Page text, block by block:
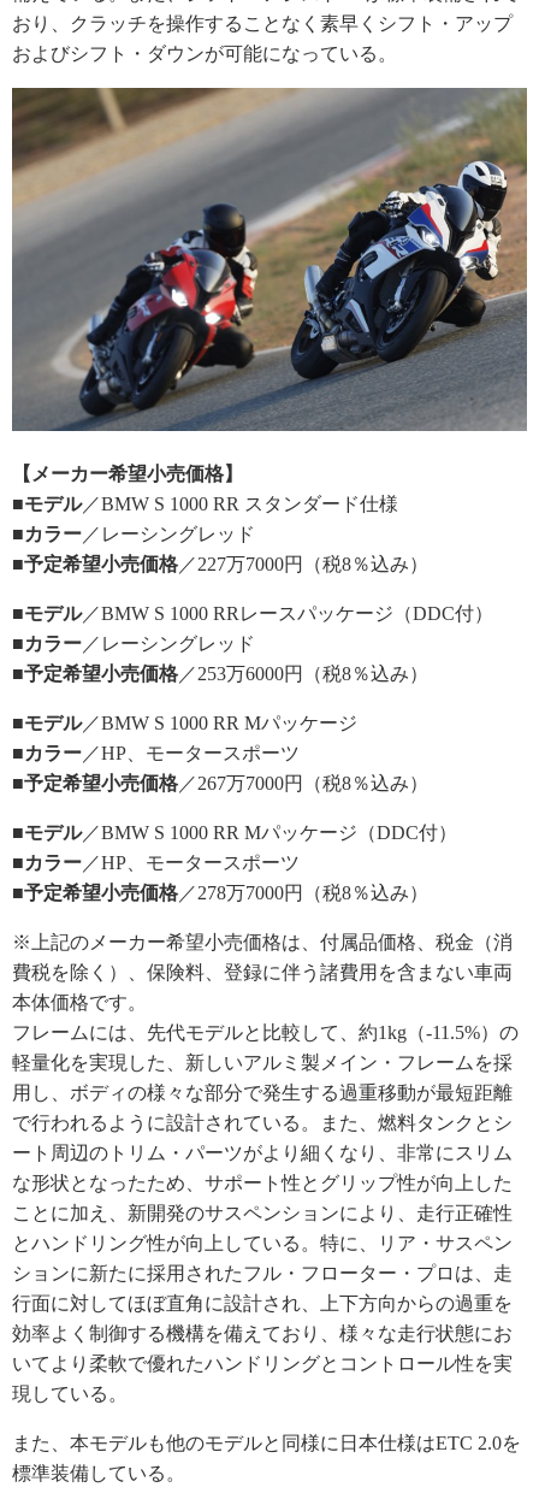
おり、クラッチを操作することなく素早くシフト・アップ
およびシフト・ダウンが可能になっている。
【メーカー希望小売価格】
■モデル／BMW S 1000 RR スタンダード仕様
■カラー ／レーシングレッド
■予定希望小売価格 ／227万7000円（税8％込み）
■モデル／BMW S 1000 RRレースパッケージ（DDC付）
■カラー ／レーシングレッド
■予定希望小売価格 ／253万6000円（税8％込み）
■モデル／BMW S 1000 RR Mパッケージ
■カラー ／HP、モータースポーツ
■予定希望小売価格 ／267万7000円（税8％込み）
■モデル／BMW S 1000 RR Mパッケージ（DDC付）
■カラー ／HP、モータースポーツ
■予定希望小売価格 ／278万7000円（税8％込み）
※上記のメーカー希望小売価格は、付属品価格、税金（消
費税を除く）、保険料、登録に伴う諸費用を含まない車両
本体価格です。
フレームには、先代モデルと比較して、約1kg（-11.5%）の
軽量化を実現した、新しいアルミ製メイン・フレームを採
用し、ボディの様々な部分で発生する過重移動が最短距離
で行われるように設計されている。また、燃料タンクとシ
ート周辺のトリム・パーツがより細くなり、非常にスリム
な形状となったため、サポート性とグリップ性が向上した
ことに加え、新開発のサスペンションにより、走行正確性
とハンドリング性が向上している。特に、リア・サスペン
ションに新たに採用されたフル・フローター・プロは、走
行面に対してほぼ直角に設計され、上下方向からの過重を
効率よく制御する機構を備えており、様々な走行状態にお
いてより柔軟で優れたハンドリングとコントロール性を実
現している。
また、本モデルも他のモデルと同様に日本仕様はETC 2.0を
標準装備している。